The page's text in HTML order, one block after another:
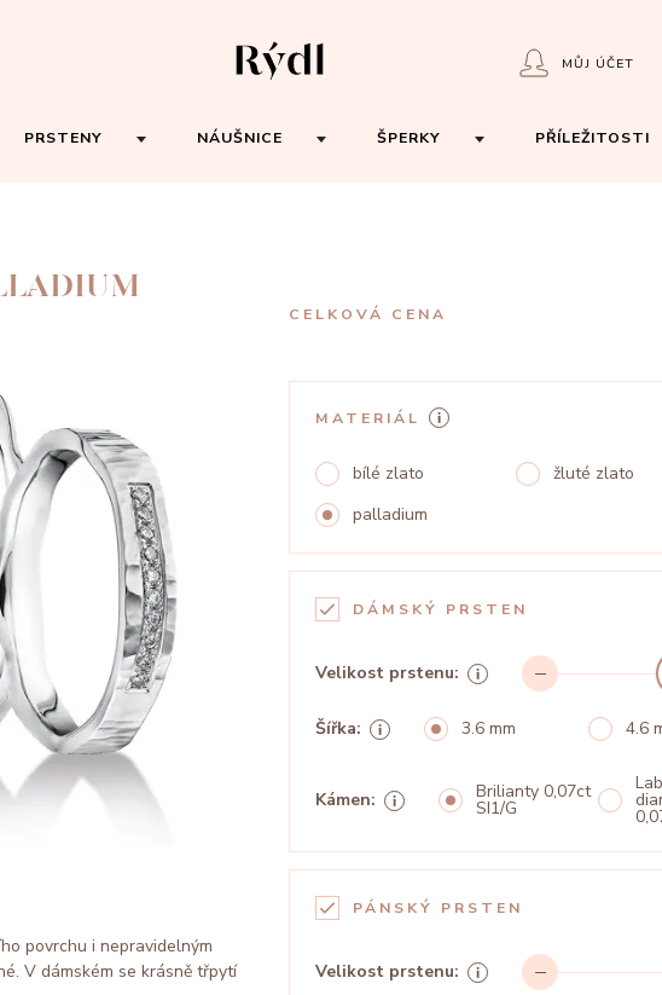
MŮJ ÚČET
PRSTENY NÁUŠNICE ŠPERKY PŘÍLEŽITOSTI
povrchu i nepravidelným
V dámském se krásně třpytí
CELKOVÁ CENA
MATERIÁL
bílé zlato žluté zlato
palladium
DÁMSKÝ PRSTEN
Velikost prstenu:
Šířka: 3.6 mm 4.6
Kámen: Brilianty 0,07ct
SI1/G
PÁNSKÝ PRSTEN
Velikost prstenu: